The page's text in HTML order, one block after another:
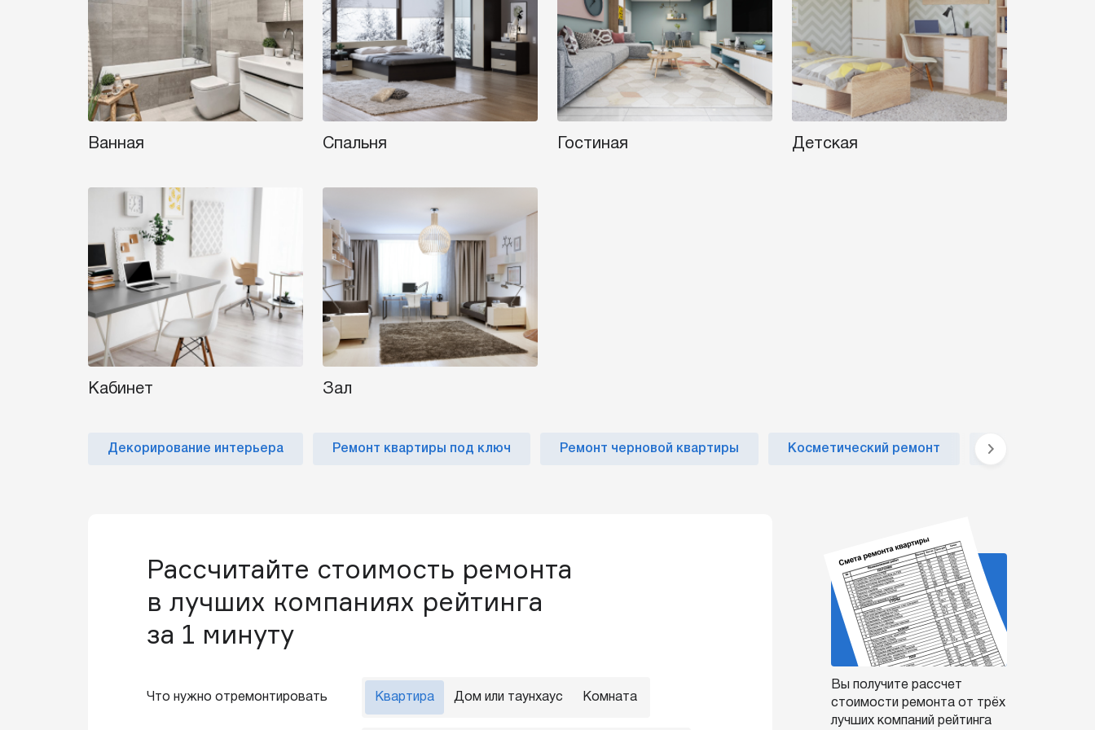
Ванная Спальня Гостиная Детская
Кабинет Зал
Декорирование интерьера Ремонт квартиры под ключ Ремонт черновой квартиры Косметический ремонт Ремонт ванной
Рассчитайте стоимость ремонта
в лучших компаниях рейтинга
за 1 минуту
Что нужно отремонтировать Квартира Дом или таунхаус Комната
Вы получите рассчет
стоимости ремонта от трёх
лучших компаний рейтинга